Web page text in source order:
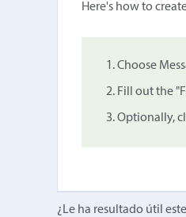
Here's how to
Choose
Fill out the
Optionally,
¿Le ha resultado útil